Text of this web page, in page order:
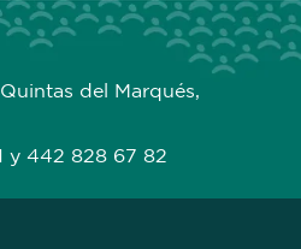
del Marqués,
y 442 828 67 82